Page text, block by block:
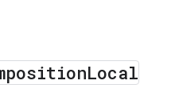
Local